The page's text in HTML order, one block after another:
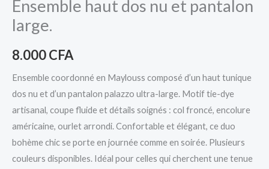
Ensemble haut dos nu et pantalon
large.
8.000CFA
Ensemble coordonné en Maylouss composé d’un haut tunique
dos nu et d’un pantalon palazzo ultra-large. Motif tie-dye
artisanal, coupe fluide et détails soignés : col froncé, encolure
américaine, ourlet arrondi. Confortable et élégant, ce duo
bohème chic se porte en journée comme en soirée. Plusieurs
couleurs disponibles. Idéal pour celles qui cherchent une tenue